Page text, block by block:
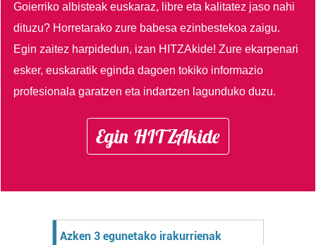
Goierriko albisteak euskaraz, libre eta kalitatez jaso nahi
dituzu? Horretarako zure babesa ezinbestekoa zaigu.
Egin zaitez harpidedun, izan HITZAkide!Zure ekarpenari
esker, euskaratik eginda dagoen tokiko informazio
profesionala garatzen eta indartzen lagunduko duzu.
Egin HITZAkide
Azken 3 egunetako irakurrienak